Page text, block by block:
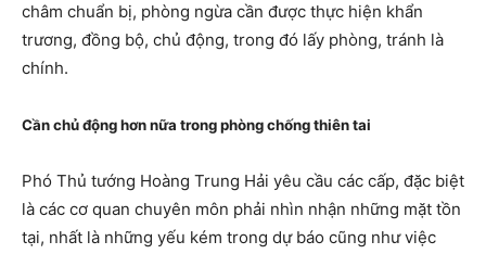
châm chuẩn bị, phòng ngừa cần được thực hiện khẩn
trương, đồng bộ, chủ động, trong đó lấy phòng, tránh là
chính.
Cần chủ động hơn nữa trong phòng chống thiên tai
Phó Thủ tướng Hoàng Trung Hải yêu cầu các cấp, đặc biệt
là các cơ quan chuyên môn phải nhìn nhận những mặt tồn
tại, nhất là những yếu kém trong dự báo cũng như việc